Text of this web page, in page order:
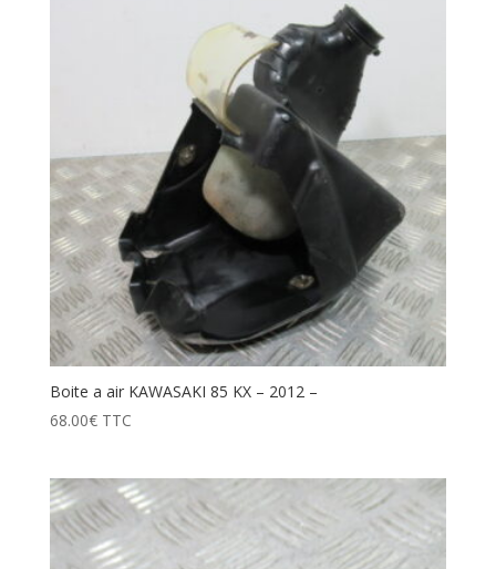
Boite a air KAWASAKI 85 KX – 2012 –
68.00€ TTC